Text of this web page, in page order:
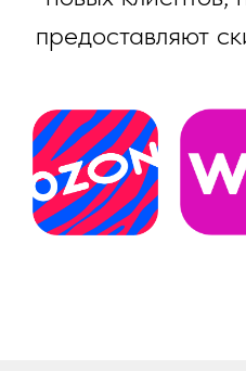
предоставляют